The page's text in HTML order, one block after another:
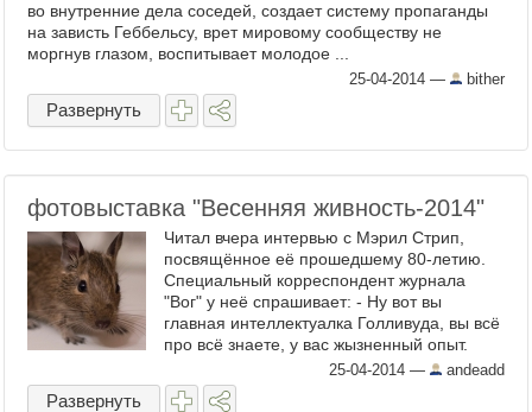
во внутренние дела соседей, создает систему пропаганды
на зависть Геббельсу, врет мировому сообществу не
моргнув глазом, воспитывает молодое ...
25-04-2014 — bither
Развернуть
фотовыставка "Весенняя живность-2014"
Читал вчера интервью с Мэрил Стрип,
посвящённое её прошедшему 80-летию.
Специальный корреспондент журнала
"Вог" у неё спрашивает: - Ну вот вы
главная интеллектуалка Голливуда, вы всё
про всё знаете, у вас жызненный опыт.
Скажите, какие удовольствия, по вашему
мнению, самые глубокие и ...
25-04-2014 — andeadd
Развернуть